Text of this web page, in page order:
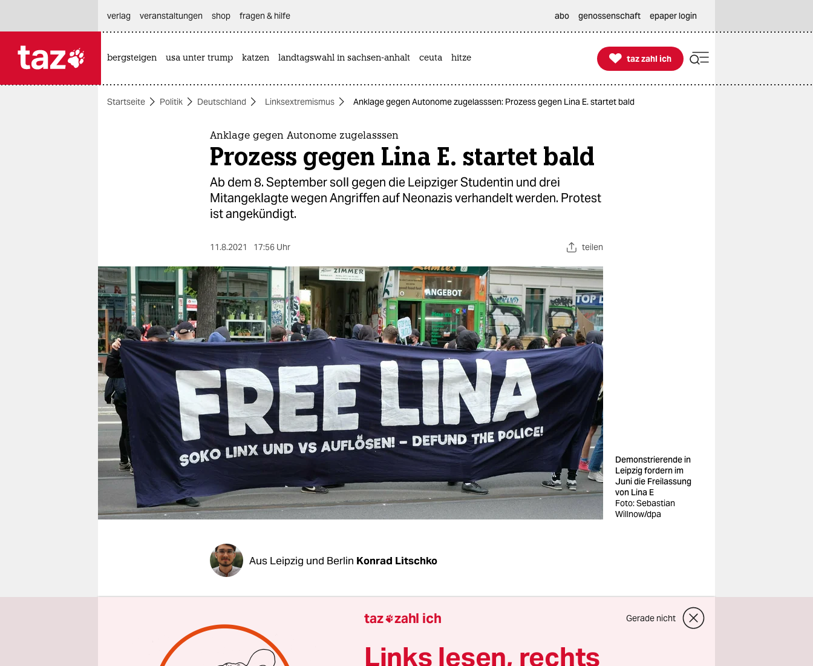
themen
berlin
nord
wahrheit
verlag
verlag
veranstaltungen
shop
fragen & hilfe
unterstützen
genossenschaft
verlag
veranstaltungen shop fragen & hilfe abo genossenschaft epaper login
bergsteigen usa unter trump katzen landtagswahl in sachsen-anhalt ceuta hitze 
taz zahl ich
taz zahl ich
Startseite Politik Deutschland Linksextremismus Anklage gegen Autonome zugelasssen: Prozess gegen Lina E. startet bald
Anklage gegen Autonome zugelasssen
Prozess gegen Lina E. startet bald
Ab dem 8. September soll gegen die Leipziger Studentin und drei
Mitangeklagte wegen Angriffen auf Neonazis verhandelt werden. Protest
ist angekündigt.
11.8.2021 17:56 Uhr teilen
Demonstrierende in
Leipzig fordern im
Juni die Freilassung
von Lina E
Foto: Sebastian
Willnow/dpa
Aus Leipzig und Berlin Konrad Litschko
Es ist das härteste Vorgehen der Sicherheitsbehörden gegen die
linksautonome Szene seit Langem, nun steht auch ein Prozesstermin:
Ab dem 8. September soll gegen die Leipziger Autonome
Lina E. und
drei Mitangeklagte
verhandelt werden, denen mehrere Angriffe auf
taz zahl ich Gerade nicht
Links lesen, rechts